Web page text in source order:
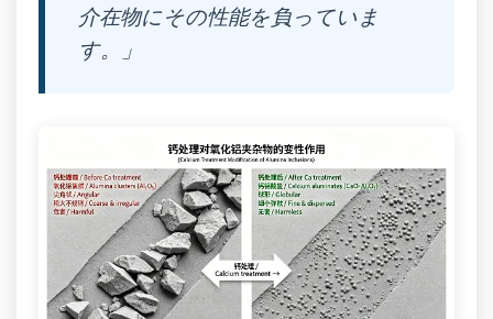
介在物にその性能を負っていま
す。」